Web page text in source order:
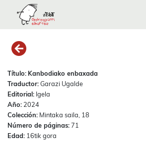
Título: Kanbodiako enbaxada
Traductor:Garazi Ugalde
Editorial: Igela
Año: 2024
Colección: Mintaka saila, 18
Número de páginas:71
Edad: 16tik gora